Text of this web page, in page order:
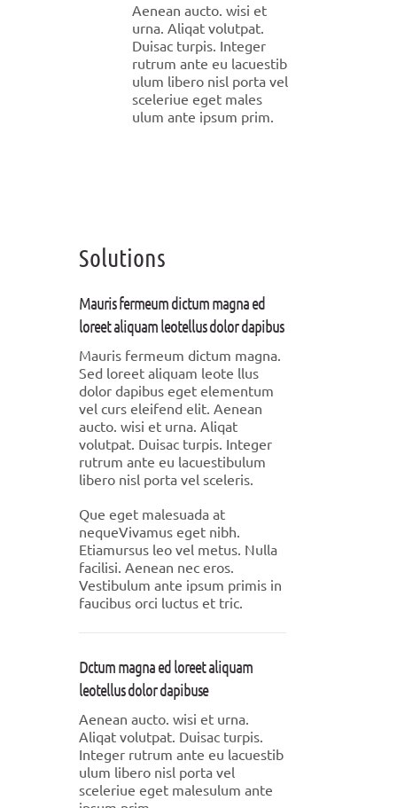
Aenean aucto. wisi et
urna. Aliqat volutpat.
Duisac turpis. Integer
rutrum ante eu lacuestib
ulum libero nisl porta vel
sceleriue eget males
ulum ante ipsum prim.
Solutions
Mauris fermeum dictum magna ed
loreet aliquam leotellus dolor dapibus
Mauris fermeum dictum magna.
Sed loreet aliquam leote llus
dolor dapibus eget elementum
vel curs eleifend elit. Aenean
aucto. wisi et urna. Aliqat
volutpat. Duisac turpis. Integer
rutrum ante eu lacuestibulum
libero nisl porta vel sceleris.
Que eget malesuada at
nequeVivamus eget nibh.
Etiamursus leo vel metus. Nulla
facilisi. Aenean nec eros.
Vestibulum ante ipsum primis in
faucibus orci luctus et tric.
Dctum magna ed loreet aliquam
leotellus dolor dapibuse
Aenean aucto. wisi et urna.
Aliqat volutpat. Duisac turpis.
Integer rutrum ante eu lacuestib
ulum libero nisl porta vel
sceleriue eget malesulum ante